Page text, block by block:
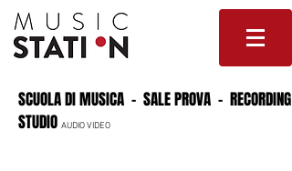
SCUOLA DI MUSICA - SALE PROVA - RECORDING
STUDIO AUDIO VIDEO